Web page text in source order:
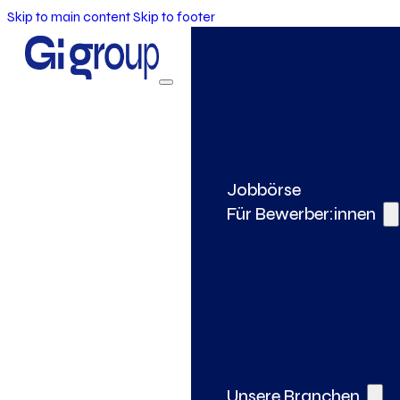
Skip to main contentSkip to footer
Jobbörse
Für Bewerber:innen